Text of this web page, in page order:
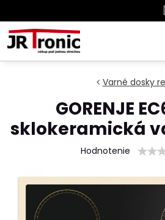
Varné dosky
GORENJE
sklokeramická
Hodnotenie